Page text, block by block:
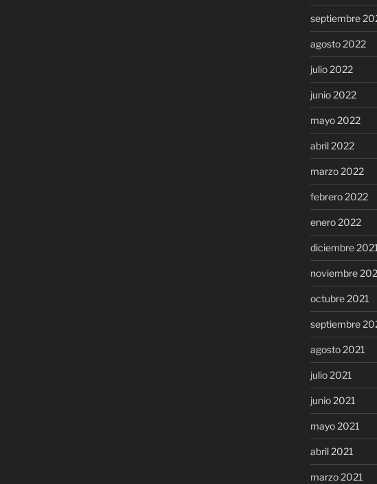
septiembre
agosto 2022
julio 2022
junio 2022
mayo 2022
abril 2022
marzo 2022
febrero 2022
enero 2022
diciembre 2021
noviembre
octubre 2021
septiembre
agosto 2021
julio 2021
junio 2021
mayo 2021
abril 2021
marzo 2021